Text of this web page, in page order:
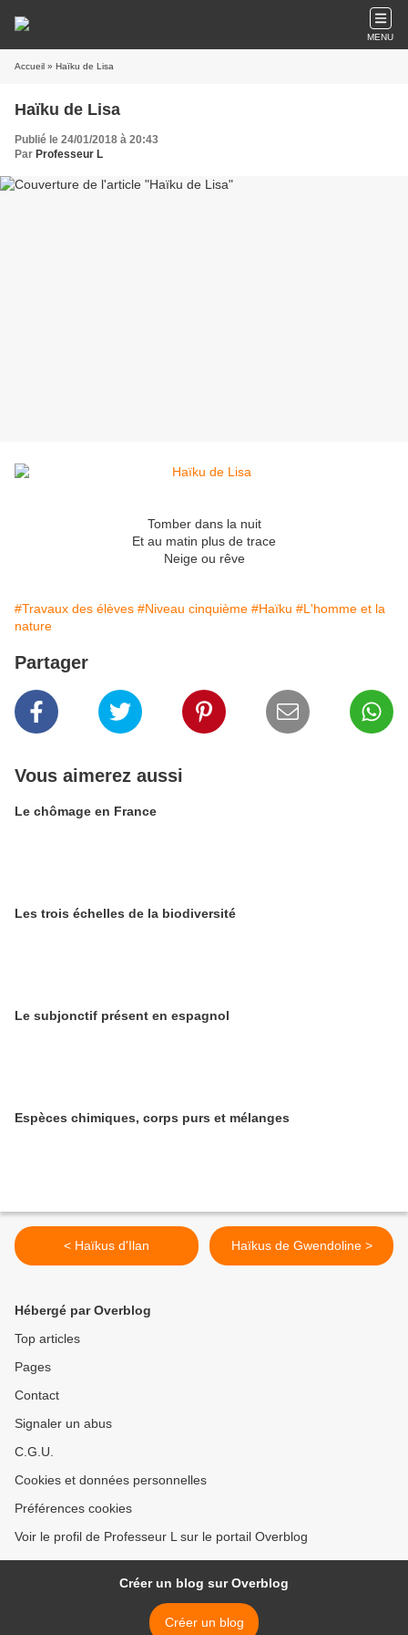
MENU
Accueil » Haïku de Lisa
Haïku de Lisa
Publié le 24/01/2018 à 20:43
Par Professeur L
Tomber dans la nuit
Et au matin plus de trace
Neige ou rêve
#Travaux des élèves #Niveau cinquième #Haïku #L'homme et la
nature
Partager
Vous aimerez aussi
Le chômage en France
Les trois échelles de la biodiversité
Le subjonctif présent en espagnol
Espèces chimiques, corps purs et mélanges
< Haïkus d'Ilan Haïkus de Gwendoline >
Hébergé par Overblog
Top articles
Pages
Contact
Signaler un abus
C.G.U.
Cookies et données personnelles
Préférences cookies
Voir le profil de Professeur L sur le portail Overblog
Créer un blog sur Overblog
Créer un blog